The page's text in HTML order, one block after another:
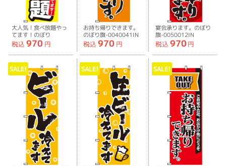
大人気！食べ放題やっ
てます！のぼり
旗-0050030IN
税込 970 円
お持ち帰りできます。
のぼり旗-0040041IN
税込 970 円
宴会承ります。のぼり
旗-0050012IN
税込 970 円
SALE! SALE! SALE!